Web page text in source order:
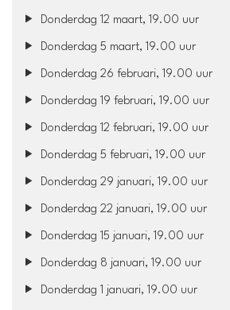
Donderdag 12 maart, 19.00 uur
Donderdag 5 maart, 19.00 uur
Donderdag 26 februari, 19.00 uur
Donderdag 19 februari, 19.00 uur
Donderdag 12 februari, 19.00 uur
Donderdag 5 februari, 19.00 uur
Donderdag 29 januari, 19.00 uur
Donderdag 22 januari, 19.00 uur
Donderdag 15 januari, 19.00 uur
Donderdag 8 januari, 19.00 uur
Donderdag 1 januari, 19.00 uur